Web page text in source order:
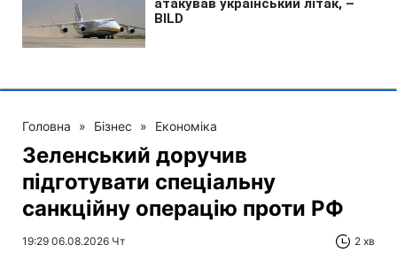
Головна » Бізнес » Економіка
Зеленський доручив
підготувати спеціальну
санкційну операцію проти РФ
19:29 06.08.2026 Чт 2 хв